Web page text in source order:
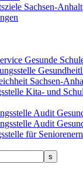
Sachsen-Anhalt
Gesunde
Sachsen-
Kita- und
Audit
Audit
für